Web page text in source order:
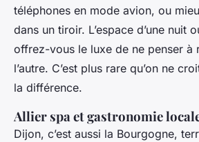
téléphones en mode avion, ou
dans un tiroir. L’espace d’une nuit
offrez-vous le luxe de ne penser à
l’autre. C’est plus rare qu’on ne
la différence.
Allier spa et gastronomie
Dijon, c’est aussi la Bourgogne,